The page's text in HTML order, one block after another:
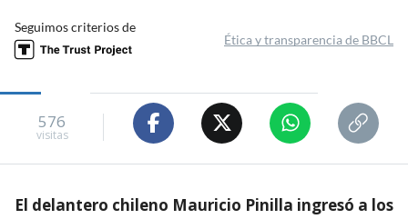
Seguimos criterios de
Ética y transparencia de BBCL
576
visitas
El delantero chileno Mauricio Pinilla ingresó a los